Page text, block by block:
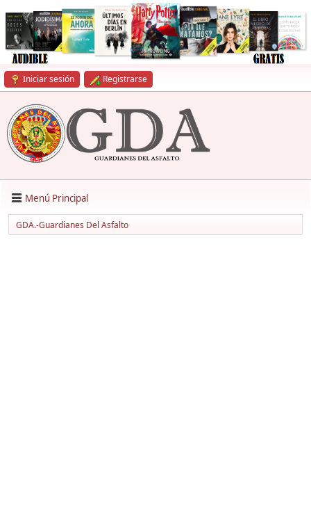
Iniciar sesión Registrarse
Menú Principal
GDA.-Guardianes Del Asfalto